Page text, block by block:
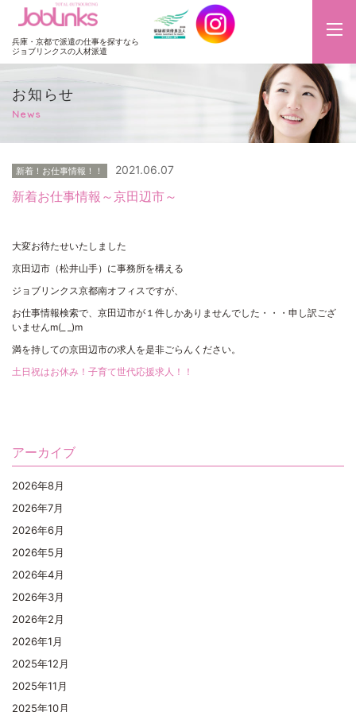
JobLinks
兵庫・京都で派遣の仕事を探すなら
ジョブリンクスの人材派遣
お知らせ
News
新着！お仕事情報！！ 2021.06.07
新着お仕事情報～京田辺市～
大変お待たせいたしました
京田辺市（松井山手）に事務所を構える
ジョブリンクス京都南オフィスですが、
お仕事情報検索で、京田辺市が１件しかありませんでした・・・申し訳ござ
いませんm(_ _)m
満を持しての京田辺市の求人を是非ごらんください。
土日祝はお休み！子育て世代応援求人！！
アーカイブ
2026年8月
2026年7月
2026年6月
2026年5月
2026年4月
2026年3月
2026年2月
2026年1月
2025年12月
2025年11月
2025年10月